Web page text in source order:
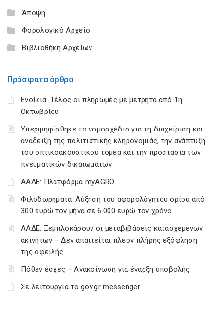
Άποψη
Φορολογικό Αρχείο
Βιβλιοθήκη Αρχείων
Πρόσφατα άρθρα
Ενοίκια: Τέλος οι πληρωμές με μετρητά από 1η
Οκτωβρίου
Υπερψηφίσθηκε το νομοσχέδιο για τη διαχείριση και
ανάδειξη της πολιτιστικής κληρονομιάς, την ανάπτυξη
του οπτικοακουστικού τομέα και την προστασία των
πνευματικών δικαιωμάτων
ΑΑΔΕ: Πλατφόρμα myAGRO
Φιλοδωρήματα: Αύξηση του αφορολόγητου ορίου από
300 ευρώ τον μήνα σε 6.000 ευρώ τον χρόνο
ΑΑΔΕ: Ξεμπλοκάρουν οι μεταβιβάσεις κατασχεμένων
ακινήτων – Δεν απαιτείται πλέον πλήρης εξόφληση
της οφειλής
Πόθεν έσχες – Ανακοίνωση για έναρξη υποβολής
Σε λειτουργία το gov.gr messenger